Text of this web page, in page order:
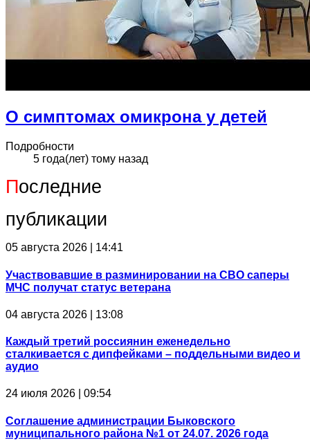
О симптомах омикрона у детей
Подробности
5 года(лет) тому назад
Последние
публикации
05 августа 2026 | 14:41
Участвовавшие в разминировании на СВО саперы
МЧС получат статус ветерана
04 августа 2026 | 13:08
Каждый третий россиянин еженедельно
сталкивается с дипфейками – поддельными видео и
аудио
24 июля 2026 | 09:54
Соглашение администрации Быковского
муниципального района №1 от 24.07. 2026 года